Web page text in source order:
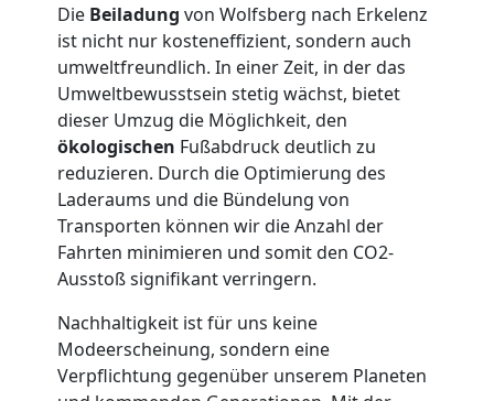
Die Beiladung von Wolfsberg nach Erkelenz
ist nicht nur kosteneffizient, sondern auch
umweltfreundlich. In einer Zeit, in der das
Umweltbewusstsein stetig wächst, bietet
dieser Umzug die Möglichkeit, den
ökologischen Fußabdruck deutlich zu
reduzieren. Durch die Optimierung des
Laderaums und die Bündelung von
Transporten können wir die Anzahl der
Fahrten minimieren und somit den CO2-
Ausstoß signifikant verringern.
Nachhaltigkeit ist für uns keine
Modeerscheinung, sondern eine
Verpflichtung gegenüber unserem Planeten
LKW
Möbellift
Wolfsberg
Übersiedlung
Wolfsberg
Klaviertransport